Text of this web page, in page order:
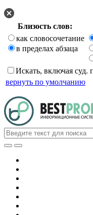
Близость слов:
как словосочетание
в пределах абзаца
Искать, включая суд.
вернуть по умолчанию